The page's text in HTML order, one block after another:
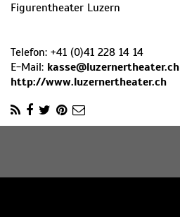
Figurentheater Luzern
Telefon: +41 (0)41 228 14 14
E-Mail: kasse@luzernertheater.ch
http://www.luzernertheater.ch